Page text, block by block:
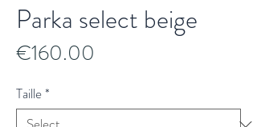
Parka select beige
€160.00
Taille*